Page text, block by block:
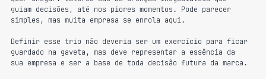
guiam decisões, até nos piores momentos. Pode parecer
simples, mas muita empresa se enrola aqui.
Definir esse trio não deveria ser um exercício para ficar
guardado na gaveta, mas deve representar a essência da
sua empresa e ser a base de toda decisão futura da marca.